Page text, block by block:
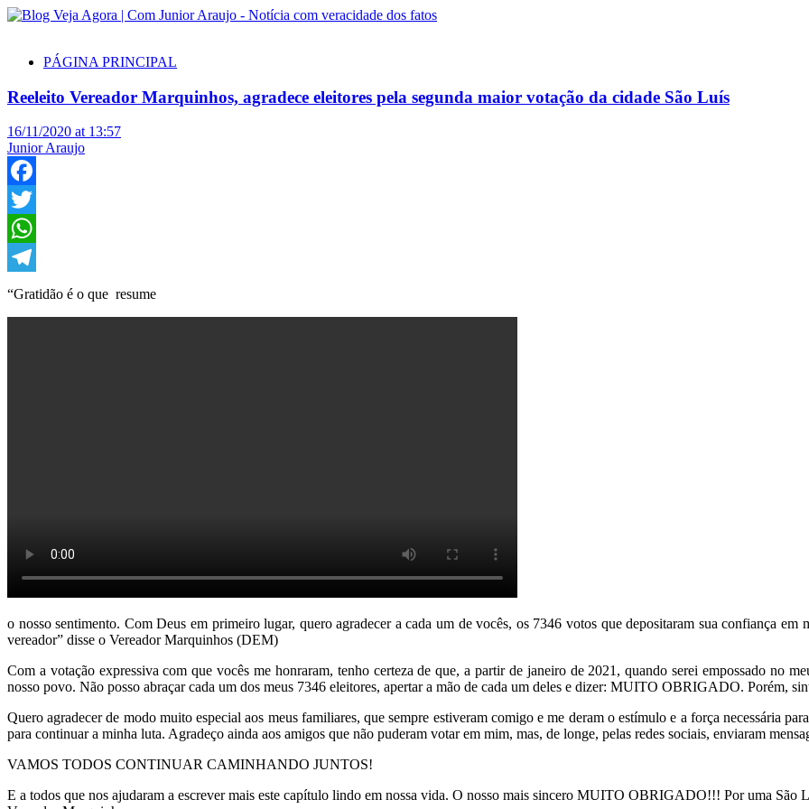
PÁGINA PRINCIPAL
Reeleito Vereador Marquinhos, agradece eleitores pela segunda maior votação da cidade São Luís
16/11/2020 at 13:57
Junior Araujo
Facebook
Twitter
WhatsApp
Telegram
“Gratidão é o que resume
o nosso sentimento. Com Deus em primeiro lugar, quero agradecer a cada um de vocês, os 7346 votos que depositaram sua confiança
vereador” disse o Vereador Marquinhos (DEM)
Com a votação expressiva com que vocês me honraram, tenho certeza de que, a partir de janeiro de 2021, quando serei empossado no
nosso povo. Não posso abraçar cada um dos meus 7346 eleitores, apertar a mão de cada um deles e dizer: MUITO OBRIGADO. Porém,
Quero agradecer de modo muito especial aos meus familiares, que sempre estiveram comigo e me deram o estímulo e a força necessária
para continuar a minha luta. Agradeço ainda aos amigos que não puderam votar em mim, mas, de longe, pelas redes sociais, enviaram
VAMOS TODOS CONTINUAR CAMINHANDO JUNTOS!
E a todos que nos ajudaram a escrever mais este capítulo lindo em nossa vida. O nosso mais sincero MUITO OBRIGADO!!! Por uma São